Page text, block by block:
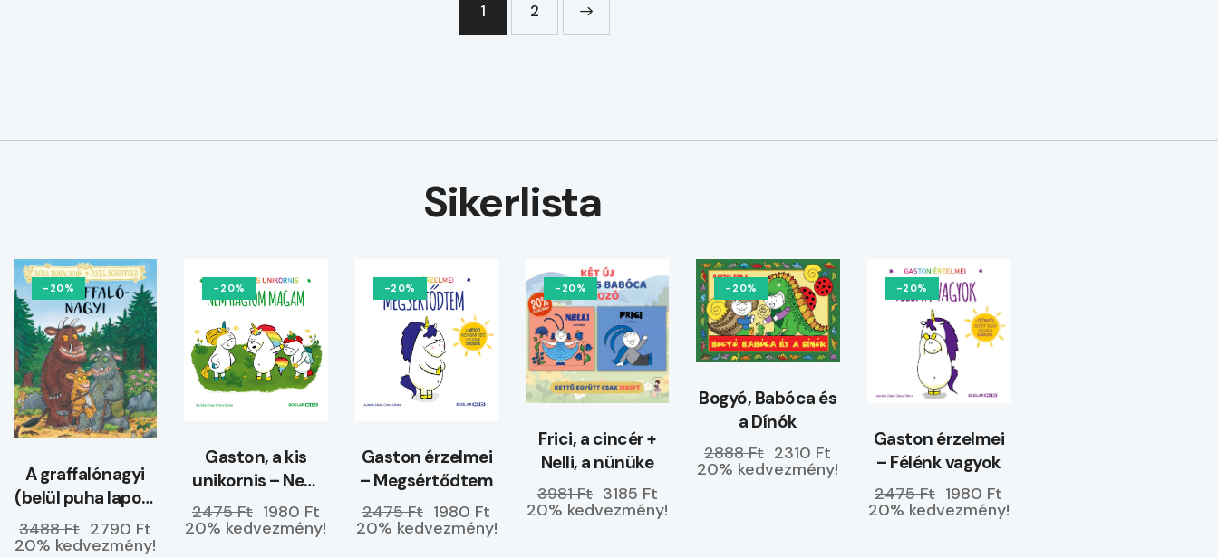
1 2
Sikerlista
-20%
A graffalónagyi
(belül puha lapos)
ELŐRENDELHETŐ
3488 Ft 2790 Ft
20% kedvezmény!
-20%
Gaston, a kis
unikornis – Nem
hagyom magam
2475 Ft 1980 Ft
20% kedvezmény!
-20%
Gaston érzelmei
– Megsértődtem
2475 Ft 1980 Ft
20% kedvezmény!
-20%
Frici, a cincér +
Nelli, a nünüke
3981 Ft 3185 Ft
20% kedvezmény!
-20%
Bogyó, Babóca és
a Dínók
2888 Ft 2310 Ft
20% kedvezmény!
-20%
Gaston érzelmei
– Félénk vagyok
2475 Ft 1980 Ft
20% kedvezmény!